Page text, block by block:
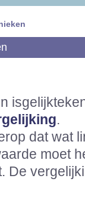
.
dat wat
moet
De